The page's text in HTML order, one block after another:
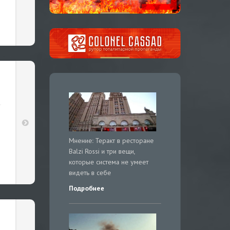
Мнение: Теракт в ресторане
Balzi Rossi и три вещи,
которые система не умеет
видеть в себе
Подробнее